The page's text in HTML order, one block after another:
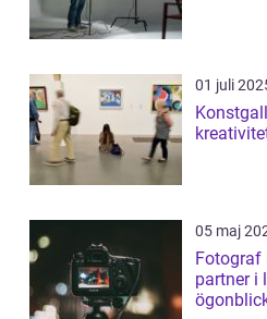
01 juli
05 maj
Fotograf
partner i